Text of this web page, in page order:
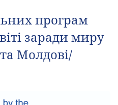
програм
заради миру
та Молдові/